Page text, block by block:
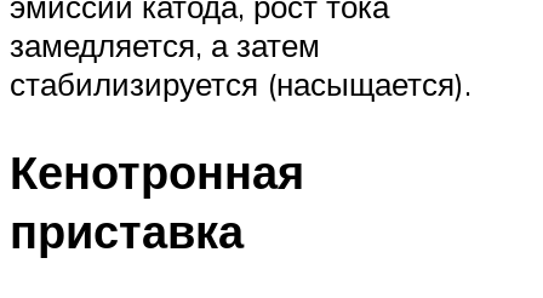
замедляется, а затем
стабилизируется (насыщается).
Кенотронная
приставка